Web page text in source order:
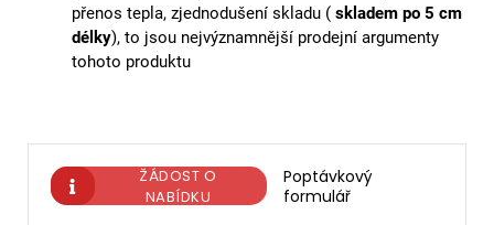
přenos tepla, zjednodušení skladu ( skladem po 5 cm
délky), to jsou nejvýznamnější prodejní argumenty
tohoto produktu
Poptávkový
formulář
ŽÁDOST O
NABÍDKU